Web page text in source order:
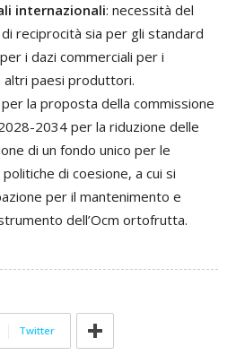
internazionali: necessità del
reciprocità sia per gli standard
i dazi commerciali per i
paesi produttori.
la proposta della commissione
2034 per la riduzione delle
di un fondo unico per le
di coesione, a cui si
per il mantenimento e
dell’Ocm ortofrutta.
Twitter